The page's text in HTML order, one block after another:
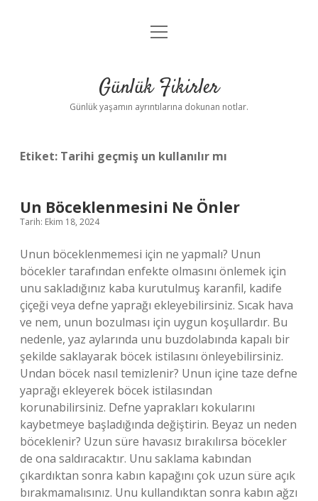
Anasayfa
Yasal Uyarı
menüyü
Günlük Fikirler
Günlük yaşamın ayrıntılarına dokunan notlar.
Etiket: Tarihi geçmiş un kullanılır mı
Un Böceklenmesini Ne Önler
Tarih: Ekim 18, 2024
Unun böceklenmemesi için ne yapmalı? Unun
böcekler tarafından enfekte olmasını önlemek için
unu sakladığınız kaba kurutulmuş karanfil, kadife
çiçeği veya defne yaprağı ekleyebilirsiniz. Sıcak hava
ve nem, unun bozulması için uygun koşullardır. Bu
nedenle, yaz aylarında unu buzdolabında kapalı bir
şekilde saklayarak böcek istilasını önleyebilirsiniz.
Undan böcek nasıl temizlenir? Unun içine taze defne
yaprağı ekleyerek böcek istilasından
korunabilirsiniz. Defne yaprakları kokularını
kaybetmeye başladığında değiştirin. Beyaz un neden
böceklenir? Uzun süre havasız bırakılırsa böcekler
de ona saldıracaktır. Unu saklama kabından
çıkardıktan sonra kabın kapağını çok uzun süre açık
bırakmamalısınız. Unu kullandıktan sonra kabın ağzı